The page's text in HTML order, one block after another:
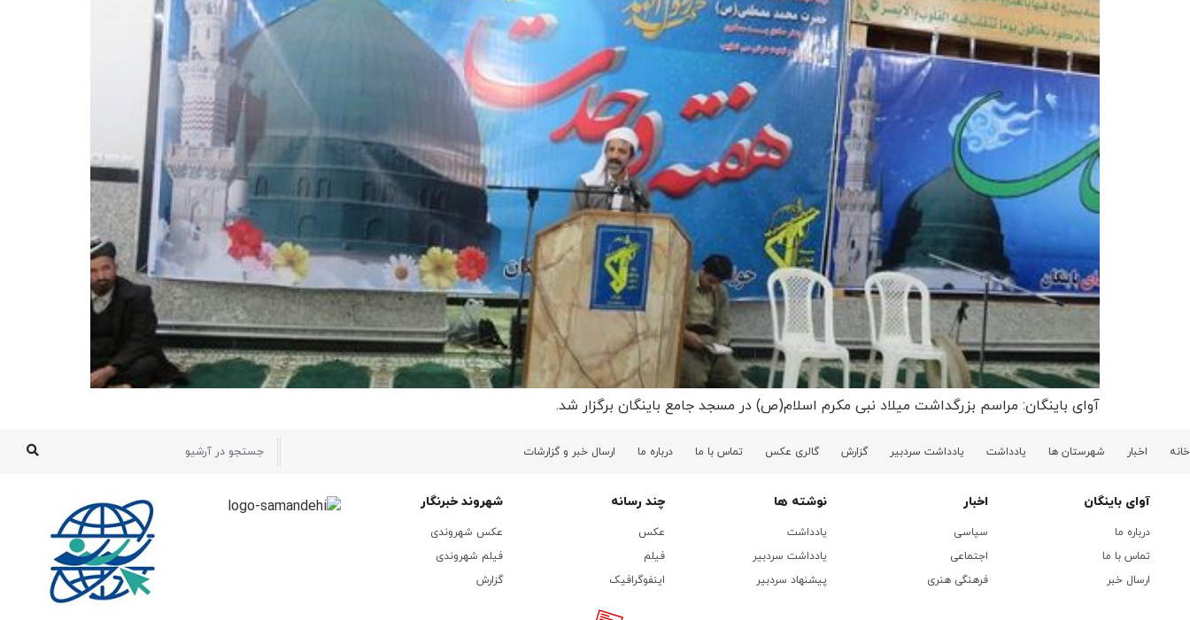
آوای باینگان: مراسم بزرگداشت میلاد نبی مکرم اسلام(ص) در مسجد جامع باینگان برگزار شد.
خانه اخبار شهرستان ها یادداشت یادداشت سردبیر گزارش گالری عکس تماس با ما درباره ما ارسال خبر و گزارشات
آوای باینگان
درباره ما
تماس با ما
ارسال خبر
اخبار
سیاسی
اجتماعی
فرهنگی هنری
نوشته ها
یادداشت
یادداشت سردبیر
پیشنهاد سردبیر
چند رسانه
عکس
فیلم
اینفوگرافیک
شهروند خبرنگار
عکس شهروندی
فیلم شهروندی
گزارش